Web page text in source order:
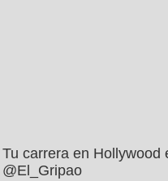
Tu carrera en Hollywood
@El_Gripao